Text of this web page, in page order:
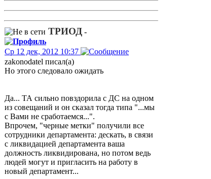
ТРИОД -
Ср 12 дек, 2012 10:37
zakonodatel писал(а)
Но этого следовало ожидать
Да... ТА сильно повздорила с ДС на одном
из совещаний и он сказал тогда типа "...мы
с Вами не сработаемся...".
Впрочем, "черные метки" получили все
сотрудники департамента: дескать, в связи
с ликвидацией департамента ваша
должность ликвидирована, но потом ведь
людей могут и пригласить на работу в
новый департамент...